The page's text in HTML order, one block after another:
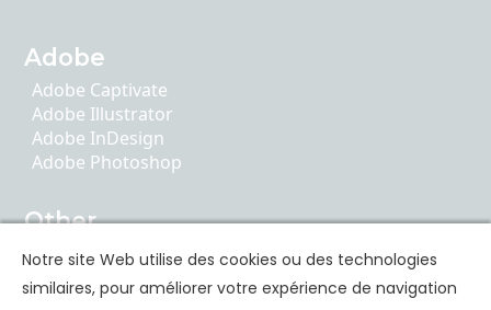
Adobe
Adobe Captivate
Adobe Illustrator
Adobe InDesign
Adobe Photoshop
Other
AI Literacy
ChatGPT
Google Apps
Notre site Web utilise des cookies ou des technologies
similaires, pour améliorer votre expérience de navigation